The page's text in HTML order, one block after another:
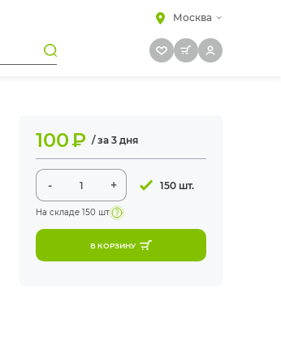
Москва
100₽ / за 3 дня
- + 150 шт.
На складе 150 шт
В КОРЗИНУ